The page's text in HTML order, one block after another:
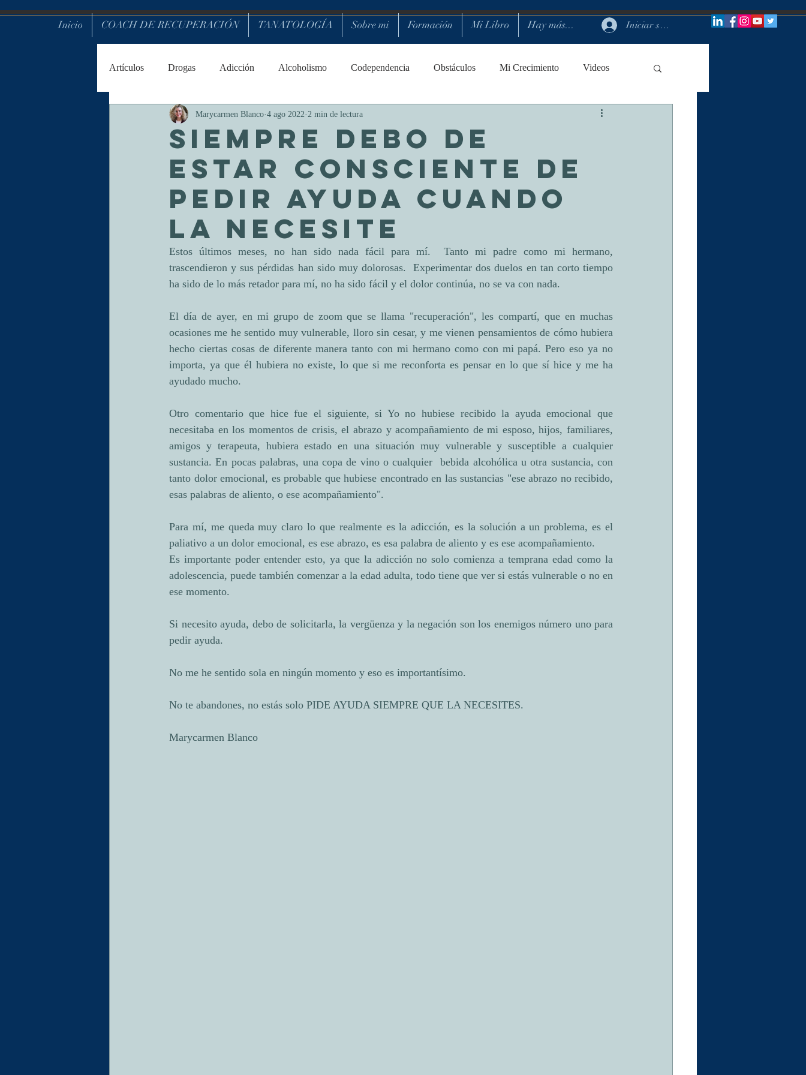
Inicio COACH DE RECUPERACIÓN TANATOLOGÍA Sobre mi Formación Mi Libro Hay más... Iniciar sesión
Artículos Drogas Adicción Alcoholismo Codependencia Obstáculos Mi Crecimiento Videos
Tanatología
SIEMPRE DEBO DE
ESTAR CONSCIENTE DE
PEDIR AYUDA CUANDO
LA NECESITE
Marycarmen Blanco 4 ago 2022 2 min de lectura
Estos últimos meses, no han sido nada fácil para mí.  Tanto mi padre como mi hermano,
trascendieron y sus pérdidas han sido muy dolorosas.  Experimentar dos duelos en tan corto tiempo
ha sido de lo más retador para mí, no ha sido fácil y el dolor continúa, no se va con nada.
El día de ayer, en mi grupo de zoom que se llama "recuperación", les compartí, que en muchas
ocasiones me he sentido muy vulnerable, lloro sin cesar, y me vienen pensamientos de cómo hubiera
hecho ciertas cosas de diferente manera tanto con mi hermano como con mi papá. Pero eso ya no
importa, ya que él hubiera no existe, lo que si me reconforta es pensar en lo que sí hice y me ha
ayudado mucho.
Otro comentario que hice fue el siguiente, si Yo no hubiese recibido la ayuda emocional que
necesitaba en los momentos de crisis, el abrazo y acompañamiento de mi esposo, hijos, familiares,
amigos y terapeuta, hubiera estado en una situación muy vulnerable y susceptible a cualquier
sustancia. En pocas palabras, una copa de vino o cualquier  bebida alcohólica u otra sustancia, con
tanto dolor emocional, es probable que hubiese encontrado en las sustancias "ese abrazo no recibido,
esas palabras de aliento, o ese acompañamiento".
Para mí, me queda muy claro lo que realmente es la adicción, es la solución a un problema, es el
paliativo a un dolor emocional, es ese abrazo, es esa palabra de aliento y es ese acompañamiento.
Es importante poder entender esto, ya que la adicción no solo comienza a temprana edad como la
adolescencia, puede también comenzar a la edad adulta, todo tiene que ver si estás vulnerable o no en
ese momento.
Si necesito ayuda, debo de solicitarla, la vergüenza y la negación son los enemigos número uno para
pedir ayuda.
No me he sentido sola en ningún momento y eso es importantísimo.
No te abandones, no estás solo PIDE AYUDA SIEMPRE QUE LA NECESITES.
Marycarmen Blanco